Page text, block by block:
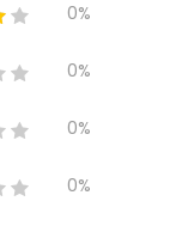
0%
0%
0%
0%